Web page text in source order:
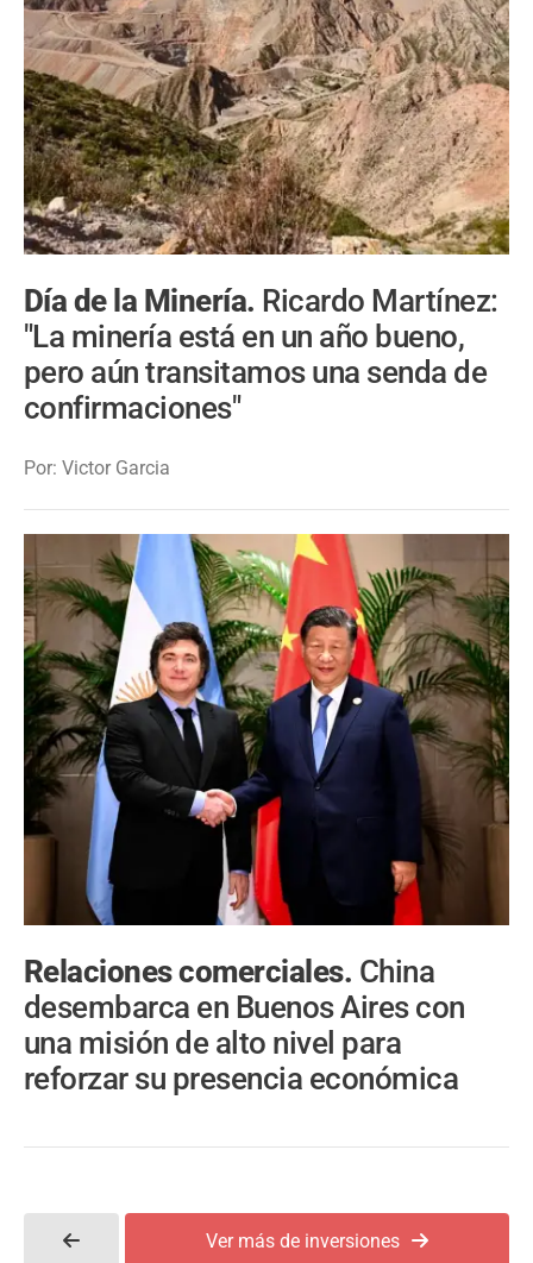
Día de la Minería. Ricardo Martínez:
"La minería está en un año bueno,
pero aún transitamos una senda de
confirmaciones"
Por: Victor Garcia
Relaciones comerciales. China
desembarca en Buenos Aires con
una misión de alto nivel para
reforzar su presencia económica
Ver más de inversiones